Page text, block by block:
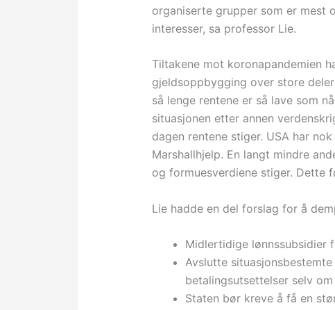
organiserte grupper som er mest
interesser, sa professor Lie.
Tiltakene mot koronapandemien
gjeldsoppbygging over store
så lenge rentene er så lave som
situasjonen etter annen
dagen rentene stiger. USA har
Marshallhjelp. En langt mindre
og formuesverdiene stiger. Dette
Lie hadde en del forslag for å
Midlertidige lønnssubsidier
Avslutte
betalingsutsettelser selv
Staten bør kreve å få en